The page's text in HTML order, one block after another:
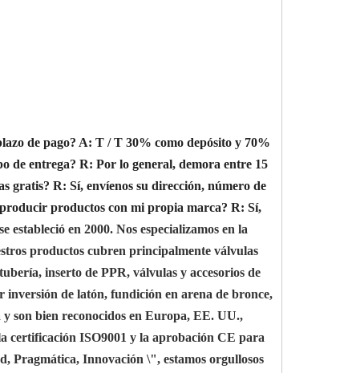
de pago? A: T / T 30% como depósito y 70%
de entrega? R: Por lo general, demora entre 15
gratis? R: Sí, envíenos su dirección, número de
productos con mi propia marca? R: Sí,
en 2000. Nos especializamos en la
productos cubren principalmente válvulas
inserto de PPR, válvulas y accesorios de
de latón, fundición en arena de bronce,
son bien reconocidos en Europa, EE. UU.,
certificación ISO9001 y la aprobación CE para
Pragmática, Innovación \", estamos orgullosos